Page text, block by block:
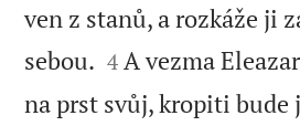
ven z stanů, a rozkáže ji
sebou. 

4 A vezma
na prst svůj, kropiti bude